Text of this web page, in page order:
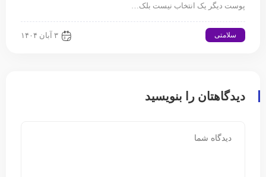
پوست دیگر یک انتخاب نیست بلک…
سلامتی ۳ آبان ۱۴۰۴
دیدگاهتان را بنویسید